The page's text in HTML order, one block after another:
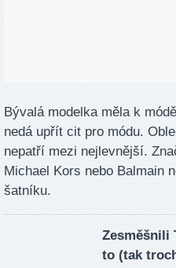
Bývalá modelka měla k
nedá upřít cit pro módu.
nepatří mezi nejlevnější.
Michael Kors nebo Balmain
šatníku.
Zesměšnili
to (tak